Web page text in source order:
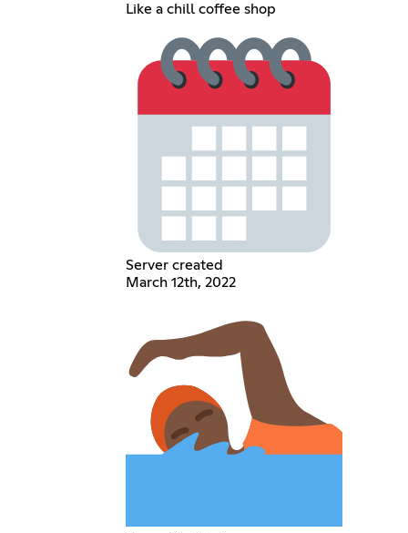
Like a chill coffee shop
Server created
March 12th, 2022